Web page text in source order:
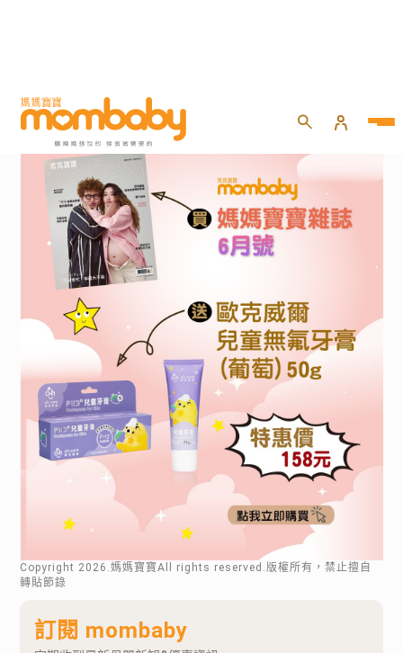
Copyright 2026 .媽媽寶寶All rights reserved.版權所有，禁止擅自
轉貼節錄
訂閱 mombaby